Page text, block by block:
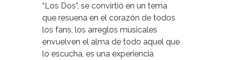
“Los Dos”, se convirtió en un tema
que resuena en el corazón de todos
los fans, los arreglos musicales
envuelven el alma de todo aquel que
lo escucha, es una experiencia